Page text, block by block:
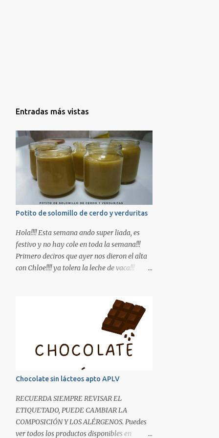
Entradas más vistas
Potito de solomillo de cerdo y verduritas
Hola!!!! Esta semana ando super liada, es
festivo y no hay cole en toda la semana!!!
Primero deciros que ayer nos dieron el alta
con Chloe!!!! ya tolera la leche de vaca!!!
leche de fórmula!! Bueno os dejo una receta
de potitos, hemos introducido ya el cerdo.
INGREDIENTES: Para 5 potitos de unos
120gr. -3 filetes de solomillo de cerdo -1
zanahoria -1 patata mediana -1 tomate -1/2
calabaza -Aceite de oliva Pelamos la
verdura, la lavamos y la troceamos en trozos
pequeños, la ponemos en una olla junto con
el solomillo, cubrimos de agua, una vez
arranque a hervir dejamos unos 15min.
(comprobamos que la patata esté blandita)
Chocolate sin lácteos apto APLV
RECUERDA SIEMPRE REVISAR EL
ETIQUETADO, PUEDE CAMBIAR LA
COMPOSICIÓN Y LOS ALÉRGENOS. Puedes
ver todos los productos disponibles en